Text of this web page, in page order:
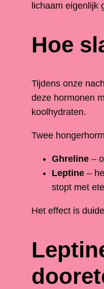
lichaam eigenlijk
Hoe
Tijdens onze
deze hormonen
koolhydraten.
Twee
Ghreline–
Leptine–
stopt met
Het effect is